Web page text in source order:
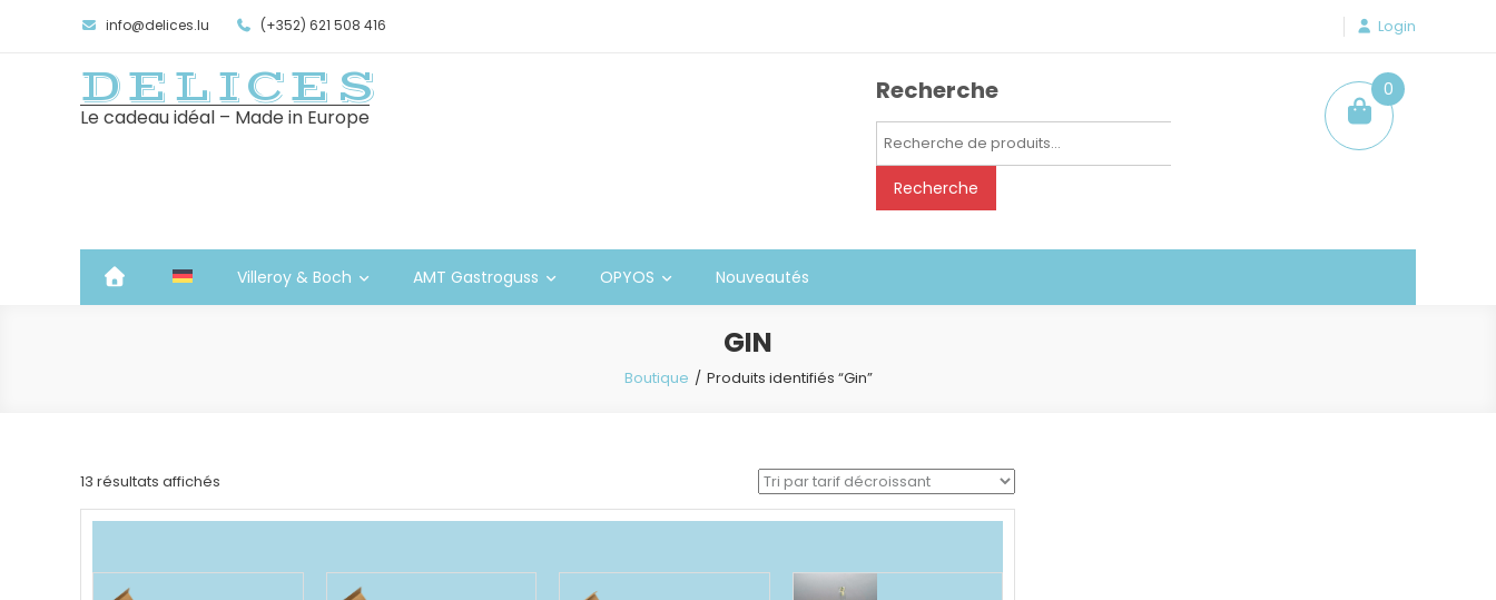
info@delices.lu (+352) 621 508 416 Login
DELICES
Le cadeau idéal – Made in Europe
Recherche
Recherche
Recherche
0
item
Villeroy & Boch AMT Gastroguss OPYOS Nouveautés
GIN
Boutique Produits identifiés “Gin”
13 résultats affichés
par